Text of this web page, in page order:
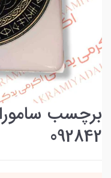
برچسب
092842